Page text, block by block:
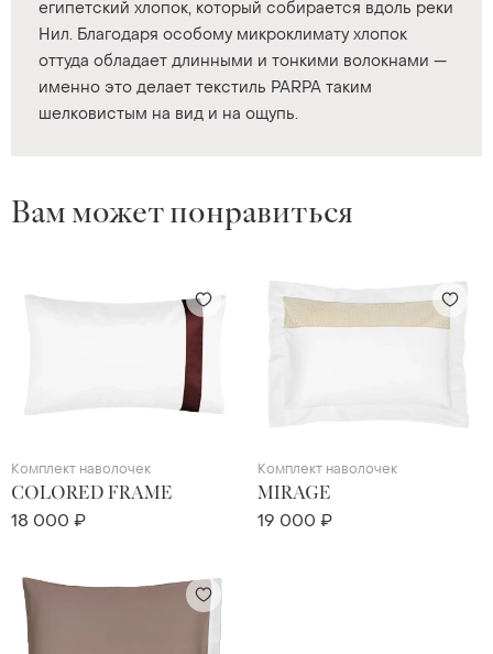
египетский хлопок, который собирается вдоль реки
Нил. Благодаря особому микроклимату хлопок
оттуда обладает длинными и тонкими волокнами —
именно это делает текстиль PARPA таким
шелковистым на вид и на ощупь.
Вам может понравиться
Комплект наволочек
COLORED FRAME
18 000 ₽
Комплект наволочек
MIRAGE
19 000 ₽